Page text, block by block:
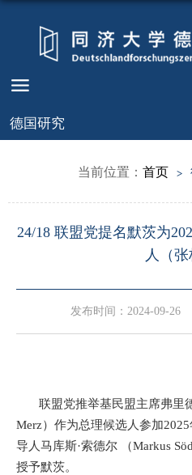
德国研究
当前位置： 首页
24/18 联盟党提名默茨为
人（张
发布时间：2024-09-26
联盟党推举基民盟主席弗里
Merz）作为总理候选人参加2025
导人马库斯·索德尔 （Markus
授予默茨。